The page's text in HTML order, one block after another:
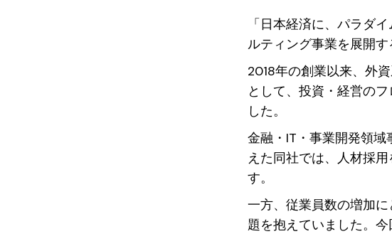
「日本経済に、パラダ
ルティング事業を展開す
2018年の創業以来、外
として、投資・経営の
した。
金融・IT・事業開発領
えた同社では、人材採
す。
一方、従業員数の増加
題を抱えていました。